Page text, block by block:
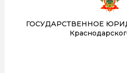
ГОСУДАРСТВЕННОЕ